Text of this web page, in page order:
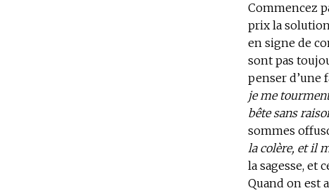
Commencez
prix la
en signe de
sont pas
penser d’une
je me
bête sans
sommes
la colère, et il
la sagesse, et
Quand on est